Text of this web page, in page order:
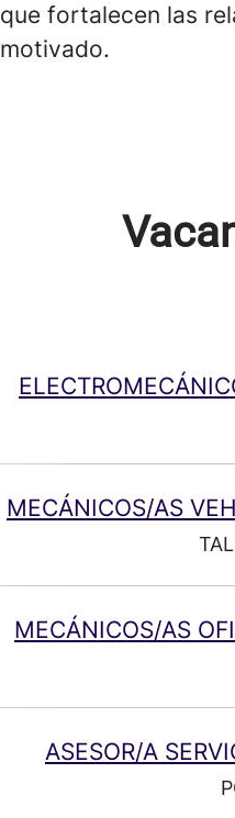
que fortalecen las
motivado.
MECÁNICOS/AS
MECÁNICOS/AS
ASESOR/A